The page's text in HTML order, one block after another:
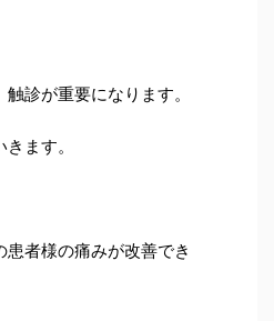
診が重要になります。
ます。
者様の痛みが改善でき